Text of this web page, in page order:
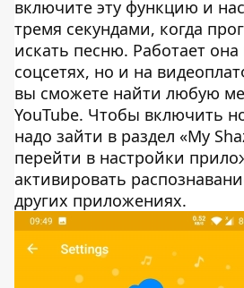
включите эту функцию и
тремя секундами, когда
искать песню. Работает она
соцсетях, но и на
вы сможете найти любую
YouTube. Чтобы включить
надо зайти в раздел «My
перейти в настройки
активировать
других приложениях.